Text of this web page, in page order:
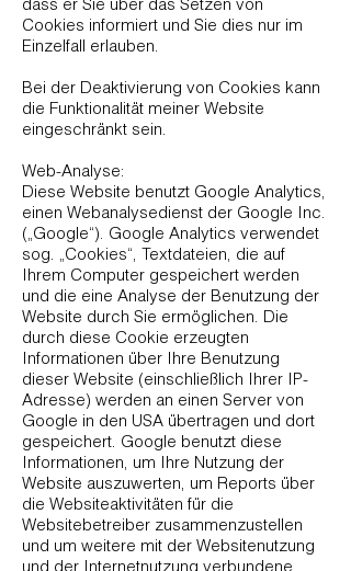
Cookies informiert und Sie dies nur im
Einzelfall erlauben.
Bei der Deaktivierung von Cookies kann
die Funktionalität meiner Website
eingeschränkt sein.
Web-Analyse:
Diese Website benutzt Google Analytics,
einen Webanalysedienst der Google Inc.
(„Google“). Google Analytics verwendet
sog. „Cookies“, Textdateien, die auf
Ihrem Computer gespeichert werden
und die eine Analyse der Benutzung der
Website durch Sie ermöglichen. Die
durch diese Cookie erzeugten
Informationen über Ihre Benutzung
dieser Website (einschließlich Ihrer IP-
Adresse) werden an einen Server von
Google in den USA übertragen und dort
gespeichert. Google benutzt diese
Informationen, um Ihre Nutzung der
Website auszuwerten, um Reports über
die Websiteaktivitäten für die
Websitebetreiber zusammenzustellen
und um weitere mit der Websitenutzung
und der Internetnutzung verbundene